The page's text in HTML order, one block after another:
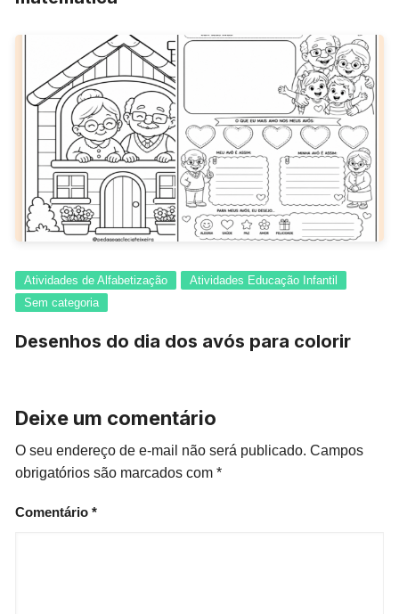
Atividades de Alfabetização
Atividades Educação Infantil
Sem categoria
Desenhos do dia dos avós para colorir
Deixe um comentário
O seu endereço de e-mail não será publicado. Campos
obrigatórios são marcados com*
Comentário*